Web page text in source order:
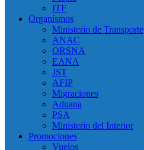
ITF
Organísmos
Ministerio de Transporte
ANAC
ORSNA
EANA
JST
AFIP
Migraciones
Aduana
PSA
Ministerio del Interior
Promociones
Vuelos